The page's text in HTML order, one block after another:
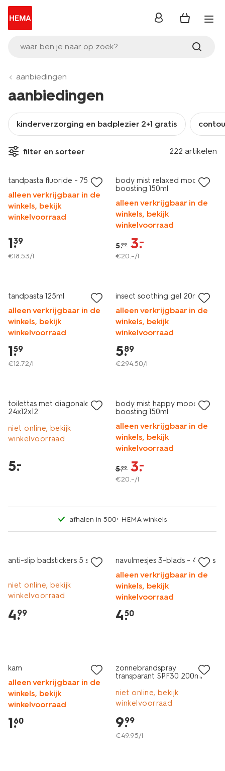
waar ben je naar op zoek?
inloggen
aanbiedingen
aanbiedingen
kinderverzorging en badplezier 2+1 gratis
filter en sorteer 222 artikelen
2 voor 1.99
met je HEMA pas
tandpasta fluoride - 75 ml
alleen verkrijgbaar in de
winkels, bekijk
winkelvoorraad
1.
39
€18.53/l
body mist relaxed mood
boosting 150ml
alleen verkrijgbaar in de
winkels, bekijk
winkelvoorraad
5.99 3.
–
€20.–/l
tandpasta 125ml
alleen verkrijgbaar in de
winkels, bekijk
winkelvoorraad
1.
59
€12.72/l
insect soothing gel 20ml
alleen verkrijgbaar in de
winkels, bekijk
winkelvoorraad
5.
89
€294.50/l
toilettas met diagonale rits
24x12x12
niet online, bekijk
winkelvoorraad
5.
–
vegan
body mist happy mood
boosting 150ml
alleen verkrijgbaar in de
winkels, bekijk
winkelvoorraad
5.99 3.
–
€20.–/l
afhalen in 500+ HEMA winkels
anti-slip badstickers 5 stuks
niet online, bekijk
winkelvoorraad
4.
99
vegan
navulmesjes 3-blads - 4 stuks
alleen verkrijgbaar in de
winkels, bekijk
winkelvoorraad
4.
50
kam
alleen verkrijgbaar in de
winkels, bekijk
winkelvoorraad
1.
60
zonnebrandspray
transparant SPF30 200ml
niet online, bekijk
winkelvoorraad
9.
99
€49.95/l